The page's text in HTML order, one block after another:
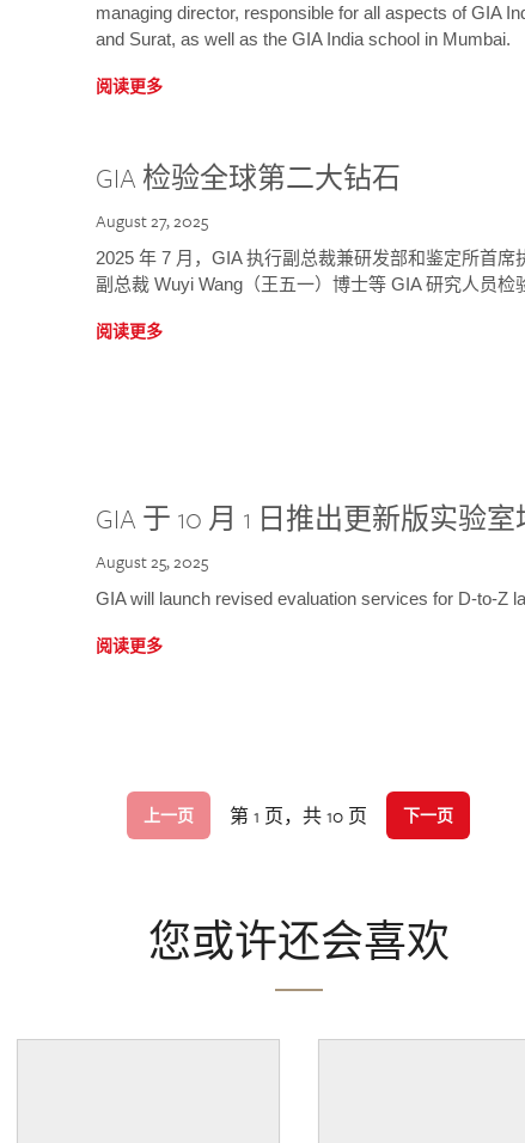
managing director, responsible for all aspects of GIA
and Surat, as well as the GIA India school in Mumbai.
阅读更多
GIA 检验全球第二大钻石
August 27, 2025
2025 年 7 月，GIA 执行副总裁兼研发部和鉴定所首
副总裁 Wuyi Wang（王五一）博士等 GIA 研究人员
阅读更多
GIA 于 10 月 1 日推出更新版实验
August 25, 2025
GIA will launch revised evaluation services for D-to-Z
阅读更多
上一页 第 1 页，共 10 页 下一页
您或许还会喜欢